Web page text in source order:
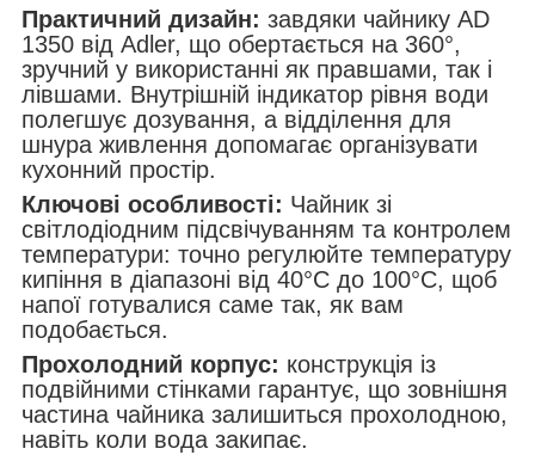
Практичний дизайн: завдяки чайнику AD
1350 від Adler, що обертається на 360°,
зручний у використанні як правшами, так і
лівшами. Внутрішній індикатор рівня води
полегшує дозування, а відділення для
шнура живлення допомагає організувати
кухонний простір.
Ключові особливості: Чайник зі
світлодіодним підсвічуванням та контролем
температури: точно регулюйте температуру
кипіння в діапазоні від 40°C до 100°C, щоб
напої готувалися саме так, як вам
подобається.
Прохолодний корпус: конструкція із
подвійними стінками гарантує, що зовнішня
частина чайника залишиться прохолодною,
навіть коли вода закипає.